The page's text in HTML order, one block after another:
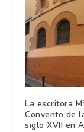
La escritora
Convento de
siglo XVII en